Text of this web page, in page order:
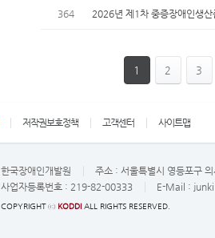
364 2026년 제1차 중증장애인생
1 2 3
저작권보호정책 고객센터 사이트맵
한국장애인개발원 주소 : 서울특별시 영등포구
사업자등록번호 : 219-82-00333 E-Mail :
COPYRIGHT ⓒ KODDI ALL RIGHTS RESERVED.